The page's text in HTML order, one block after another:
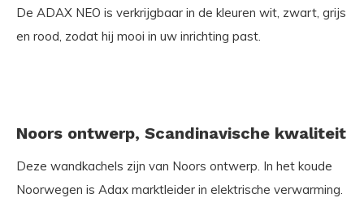
De ADAX NEO is verkrijgbaar in de kleuren wit, zwart, grijs
en rood, zodat hij mooi in uw inrichting past.
Noors ontwerp, Scandinavische kwaliteit
Deze wandkachels zijn van Noors ontwerp. In het koude
Noorwegen is Adax marktleider in elektrische verwarming.